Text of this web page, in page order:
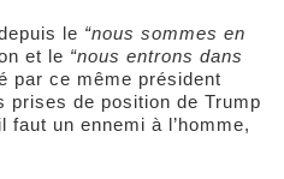
le “nous sommes en
et le “nous entrons dans
par ce même président
prises de position de Trump
faut un ennemi à l’homme,